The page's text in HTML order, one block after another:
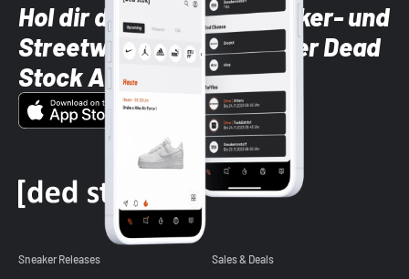
Hol dir die neuesten Sneaker- und
Streetwear-Brands mit der Dead
Stock App
Sneaker Releases Sales & Deals